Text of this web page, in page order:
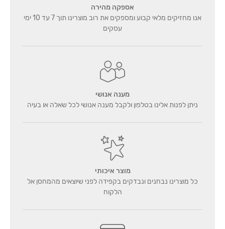
אספקה מהירה
אנו מחזיקים מלאי קבוע ומספקים את רוב מוצרינו תוך 7 עד 10 ימי
עסקים
מענה אנושי
ניתן לפנות אלינו בטלפון ולקבל מענה אנושי לכל שאלה או בעיה
מוצר איכותי
כל מוצרינו נבחנים ונבדקים בקפידה לפני שיוצאים מהמחסן אל
הלקוח